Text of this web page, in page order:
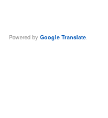
Powered by Google Translate.